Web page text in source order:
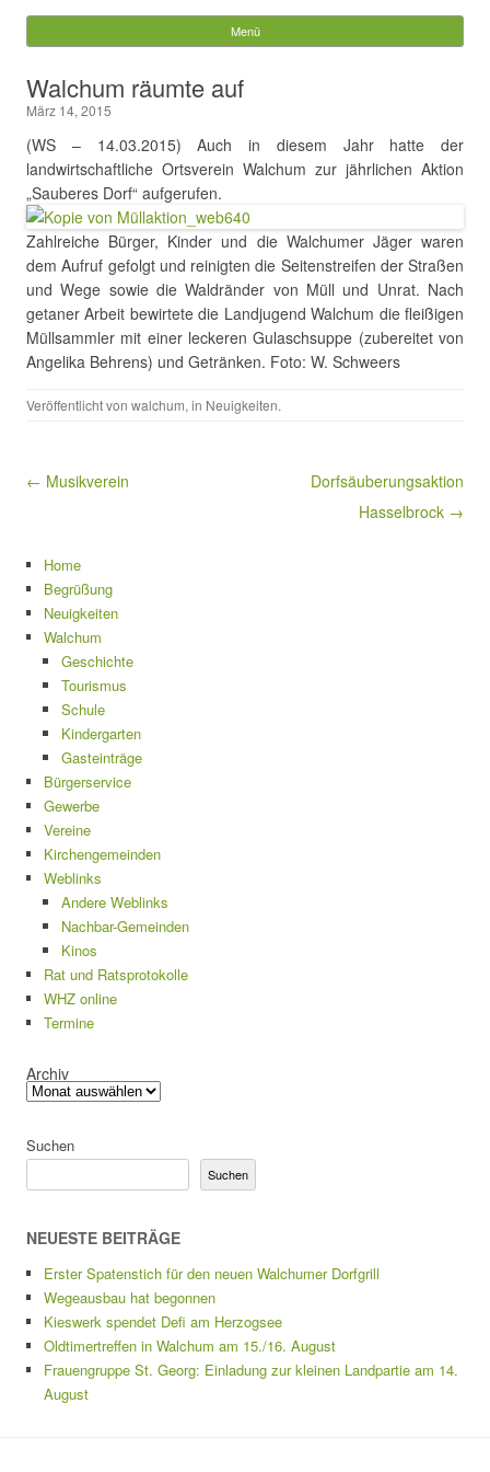
Gemeinde Walchum
nach:
Menü
Walchum räumte auf
März 14, 2015
(WS – 14.03.2015) Auch in diesem Jahr hatte der
landwirtschaftliche Ortsverein Walchum zur jährlichen Aktion
„Sauberes Dorf“ aufgerufen.
Zahlreiche Bürger, Kinder und die Walchumer Jäger waren
dem Aufruf gefolgt und reinigten die Seitenstreifen der Straßen
und Wege sowie die Waldränder von Müll und Unrat. Nach
getaner Arbeit bewirtete die Landjugend Walchum die fleißigen
Müllsammler mit einer leckeren Gulaschsuppe (zubereitet von
Angelika Behrens) und Getränken. Foto: W. Schweers
Veröffentlicht von walchum, in Neuigkeiten.
Beitragsnavigation
← Musikverein
Dorfsäuberungsaktion
Hasselbrock →
Home
Begrüßung
Neuigkeiten
Walchum
Geschichte
Tourismus
Schule
Kindergarten
Gasteinträge
Bürgerservice
Gewerbe
Vereine
Kirchengemeinden
Weblinks
Andere Weblinks
Nachbar-Gemeinden
Kinos
Rat und Ratsprotokolle
WHZ online
Termine
Archiv
Suchen
Suchen
NEUESTE BEITRÄGE
Erster Spatenstich für den neuen Walchumer Dorfgrill
Wegeausbau hat begonnen
Kieswerk spendet Defi am Herzogsee
Oldtimertreffen in Walchum am 15./16. August
Frauengruppe St. Georg: Einladung zur kleinen Landpartie am 14.
August